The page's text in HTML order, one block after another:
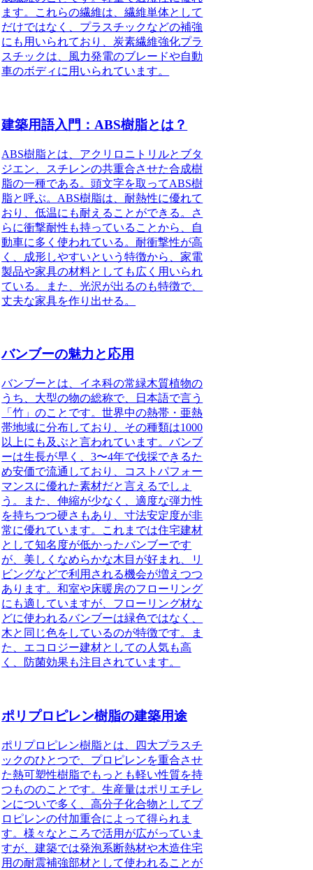
ます。これらの繊維は、繊維単体として
だけではなく、プラスチックなどの補強
にも用いられており、炭素繊維強化プラ
スチックは、風力発電のブレードや自動
車のボディに用いられています。
建築用語入門：ABS樹脂とは？
ABS樹脂とは、アクリロニトリルとブタ
ジエン、スチレンの共重合させた合成樹
脂の一種である。頭文字を取ってABS樹
脂と呼ぶ。ABS樹脂は、耐熱性に優れて
おり、低温にも耐えることができる。さ
らに衝撃耐性も持っていることから、自
動車に多く使われている。耐衝撃性が高
く、成形しやすいという特徴から、家電
製品や家具の材料としても広く用いられ
ている。また、光沢が出るのも特徴で、
丈夫な家具を作り出せる。
バンブーの魅力と応用
バンブーとは、イネ科の常緑木質植物の
うち、大型の物の総称で、日本語で言う
「竹」のこと です。世界中の熱帯・亜熱
帯地域に分布しており、その種類は1000
以上にも及ぶと言われています。バンブ
ーは生長が早く、3〜4年で伐採できるた
め安価で流通しており、コストパフォー
マンスに優れた素材だと言えるでしょ
う。また、伸縮が少なく、適度な弾力性
を持ちつつ硬さもあり、寸法安定度が非
常に優れています。これまでは住宅建材
として知名度が低かったバンブーです
が、美しくなめらかな木目が好まれ、リ
ビングなどで利用される機会が増えつつ
あります。和室や床暖房のフローリング
にも適していますが、フローリング材な
どに使われるバンブーは緑色ではなく、
木と同じ色をしているのが特徴です。ま
た、エコロジー建材としての人気も高
く、防菌効果も注目されています。
ポリプロピレン樹脂の建築用途
ポリプロピレン樹脂とは、四大プラスチ
ックのひとつで、プロピレンを重合させ
た熱可塑性樹脂でもっとも軽い性質を持
つもののことです。生産量はポリエチレ
ンについで多く、高分子化合物としてプ
ロピレンの付加重合によって得られま
す。様々なところで活用が広がっていま
すが、建築では発泡系断熱材や木造住宅
用の耐震補強部材として使われることが